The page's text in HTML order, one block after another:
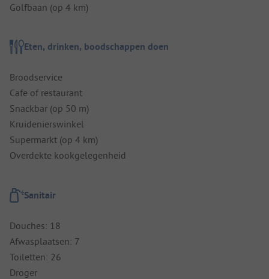
Golfbaan (op 4 km)
Eten, drinken, boodschappen doen
Broodservice
Cafe of restaurant
Snackbar (op 50 m)
Kruidenierswinkel
Supermarkt (op 4 km)
Overdekte kookgelegenheid
Sanitair
Douches: 18
Afwasplaatsen: 7
Toiletten: 26
Droger